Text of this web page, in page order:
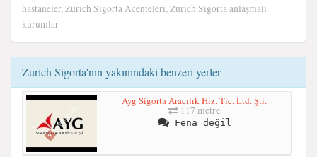
hastaneler, Zurich Sigorta Acenteleri, Zurich Sigorta anlaşmalı
kurumlar
Zurich Sigorta'nın yakınındaki benzeri yerler
Ayg Sigorta Aracılık Hiz. Tic. Ltd. Şti.
117 metre
Fena değil